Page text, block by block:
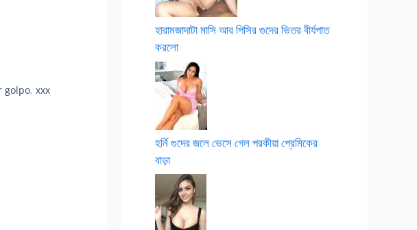
golpo,xxx
হারামজাদাটা মাসি আর পিসির গুদের ভিতর বীর্যপাত
করলো
হর্নি গুদের জলে ভেসে গেল পরকীয়া প্রেমিকের
বাড়া